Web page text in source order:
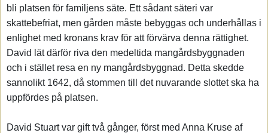
bli platsen för familjens säte. Ett sådant säteri var
skattebefriat, men gården måste bebyggas och underhållas i
enlighet med kronans krav för att förvärva denna rättighet.
David lät därför riva den medeltida mangårdsbyggnaden
och i stället resa en ny mangårdsbyggnad. Detta skedde
sannolikt 1642, då stommen till det nuvarande slottet ska ha
uppfördes på platsen.
David Stuart var gift två gånger, först med Anna Kruse af